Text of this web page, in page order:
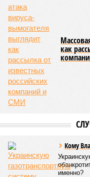
как
Кому
именно?